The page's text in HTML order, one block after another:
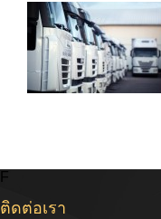
F
ติดต่อเรา